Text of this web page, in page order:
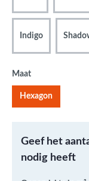
Indigo
Maat
Hexagon
Geef het
nodig heeft